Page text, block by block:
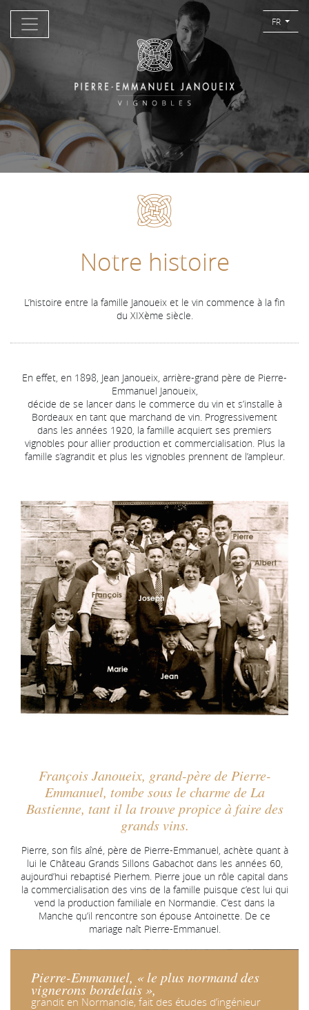
FR
Notre histoire
L’histoire entre la famille Janoueix et le vin commence à la fin
du XIXème siècle.
En effet, en 1898, Jean Janoueix, arrière-grand père de Pierre-
Emmanuel Janoueix,
décide de se lancer dans le commerce du vin et s’installe à
Bordeaux en tant que marchand de vin. Progressivement
dans les années 1920, la famille acquiert ses premiers
vignobles pour allier production et commercialisation. Plus la
famille s’agrandit et plus les vignobles prennent de l’ampleur.
François Janoueix, grand-père de Pierre-
Emmanuel, tombe sous le charme de La
Bastienne, tant il la trouve propice à faire des
grands vins.
Pierre, son fils aîné, père de Pierre-Emmanuel, achète quant à
lui le Château Grands Sillons Gabachot dans les années 60,
aujourd’hui rebaptisé Pierhem. Pierre joue un rôle capital dans
la commercialisation des vins de la famille puisque c’est lui qui
vend la production familiale en Normandie. C’est dans la
Manche qu’il rencontre son épouse Antoinette. De ce
mariage naît Pierre-Emmanuel.
Pierre-Emmanuel, « le plus normand des
vignerons bordelais »,
grandit en Normandie, fait des études d’ingénieur